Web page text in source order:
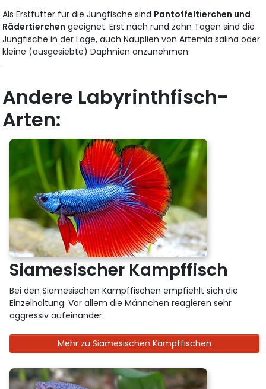
Als Erstfutter für die Jungfische sind Pantoffeltierchen und
Rädertierchen geeignet. Erst nach rund zehn Tagen sind die
Jungfische in der Lage, auch Nauplien von Artemia salina oder
kleine (ausgesiebte) Daphnien anzunehmen.
Andere Labyrinthfisch-
Arten:
Siamesischer Kampffisch
Bei den Siamesischen Kampffischen empfiehlt sich die
Einzelhaltung. Vor allem die Männchen reagieren sehr
aggressiv aufeinander.
Mehr zu Siamesischen Kampffischen